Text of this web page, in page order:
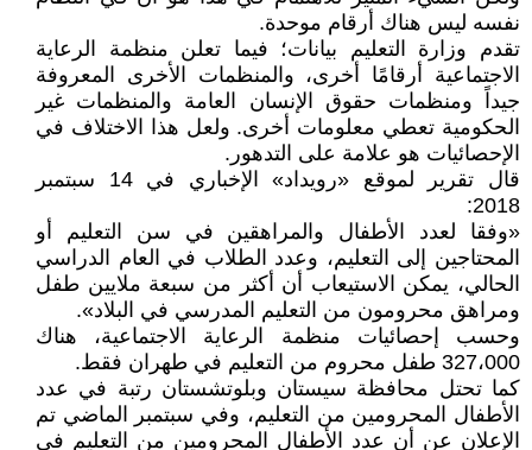
نفسه ليس هناك أرقام موحدة.
تقدم وزارة التعليم بيانات؛ فيما تعلن منظمة الرعاية
الاجتماعية أرقامًا أخرى، والمنظمات الأخرى المعروفة
جيداً ومنظمات حقوق الإنسان العامة والمنظمات غير
الحكومية تعطي معلومات أخرى. ولعل هذا الاختلاف في
الإحصائيات هو علامة على التدهور.
قال تقرير لموقع «رويداد» الإخباري في 14 سبتمبر
2018:
«وفقا لعدد الأطفال والمراهقين في سن التعليم أو
المحتاجين إلى التعليم، وعدد الطلاب في العام الدراسي
الحالي، يمكن الاستيعاب أن أكثر من سبعة ملايين طفل
ومراهق محرومون من التعليم المدرسي في البلاد».
وحسب إحصائيات منظمة الرعاية الاجتماعية، هناك
327،000 طفل محروم من التعليم في طهران فقط.
كما تحتل محافظة سيستان وبلوتشستان رتبة في عدد
الأطفال المحرومين من التعليم، وفي سبتمبر الماضي تم
الإعلان عن أن عدد الأطفال المحرومين من التعليم في